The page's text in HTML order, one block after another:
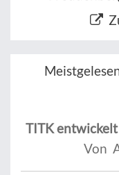
TITK
Von